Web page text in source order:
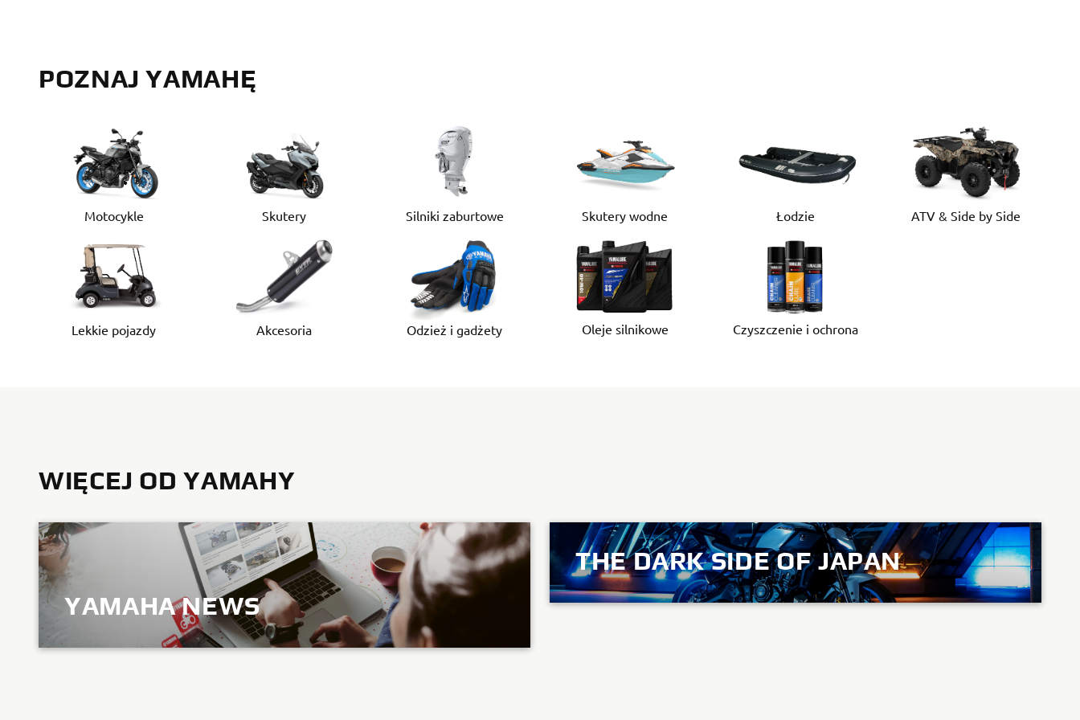
POZNAJ YAMAHĘ
Motocykle Skutery Silniki zaburtowe Skutery wodne Łodzie ATV & Side by Side
Lekkie pojazdy Akcesoria Odzież i gadżety Oleje silnikowe Czyszczenie i ochrona
WIĘCEJ OD YAMAHY
YAMAHA NEWS
THE DARK SIDE OF JAPAN
ODKRYJ WIĘCEJ